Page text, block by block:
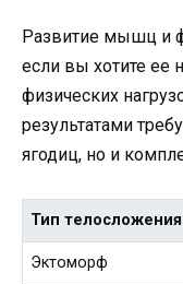
Развитие мышц и
если вы хотите ее
физических
результатами
ягодиц, но и
Тип телосложения
Эктоморф